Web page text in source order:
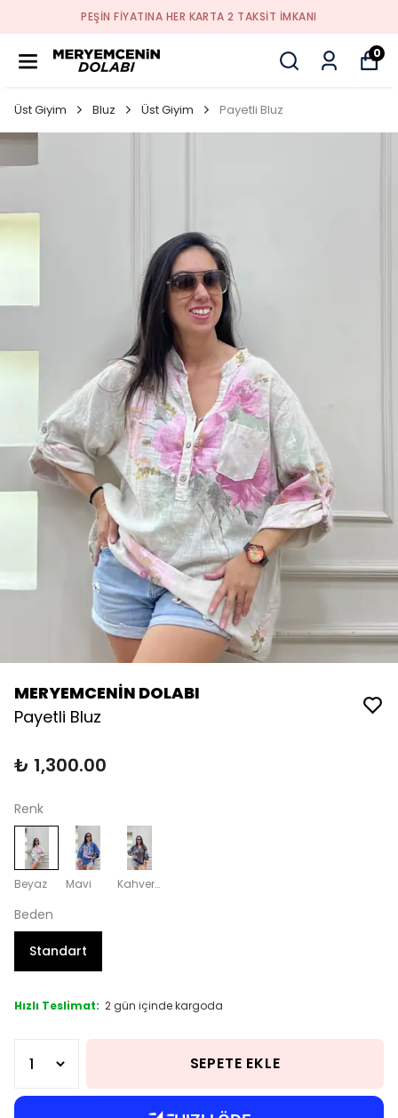
PEŞİN FİYATINA HER KARTA 2 TAKSİT İMKANI
0
Üst Giyim Bluz Üst Giyim Payetli Bluz
MERYEMCENİN DOLABI
Payetli Bluz
₺ 1,300.00
Renk
Beyaz Mavi Kahverengi
Beden
Standart
Hızlı Teslimat: 2 gün içinde kargoda
SEPETE EKLE